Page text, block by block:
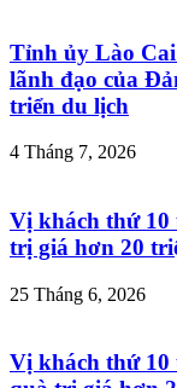
Tỉnh ủy Lào
lãnh đạo của
triển du lịch
4 Tháng 7, 2026
Vị khách thứ 10
trị giá hơn 20
25 Tháng 6, 2026
Vị khách thứ 10